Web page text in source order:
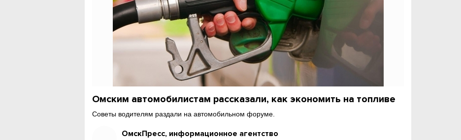
Омским автомобилистам рассказали, как экономить на топливе
Советы водителям раздали на автомобильном форуме.
ОмскПресс, информационное агентство